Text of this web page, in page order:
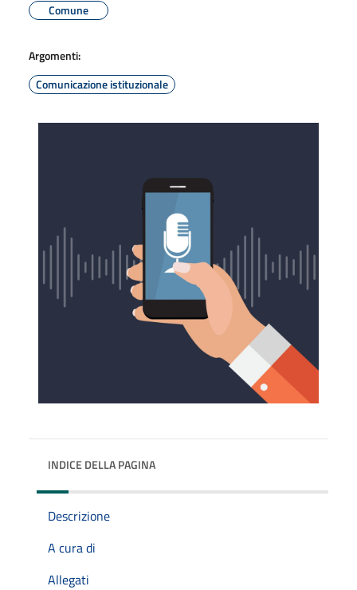
Comune
Argomenti:
Comunicazione istituzionale
INDICE DELLA PAGINA
Descrizione
A cura di
Allegati